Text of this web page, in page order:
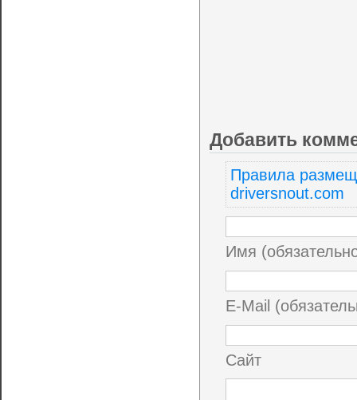
Добавить
Правила
driversnout.com
Имя
E-Mail
Сайт